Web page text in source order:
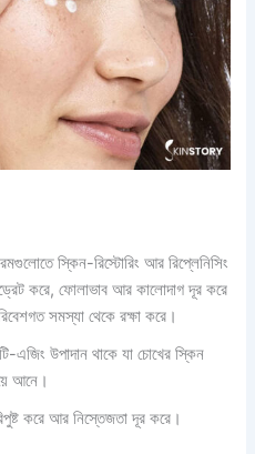
স্কিন-রিস্টোরিং আর রিপ্লেনিসিং
করে, ফোলাভাব আর কালোদাগ দূর করে
সমস্যা থেকে রক্ষা করে।
এজিং উপাদান থাকে যা চোখের স্কিন
আনে।
করে আর নিস্তেজতা দূর করে।